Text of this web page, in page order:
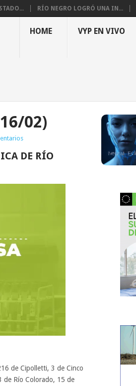
RÍO NEGRO LOGRÓ UNA IN...
HOME VYP EN VIVO
02)
DE RÍO
de Cipolletti, 3 de Cinco
de Río Colorado, 15 de